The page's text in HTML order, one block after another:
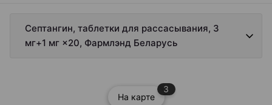
Септангин, таблетки для рассасывания, 3
мг+1 мг ×20, Фармлэнд Беларусь
На карте
3